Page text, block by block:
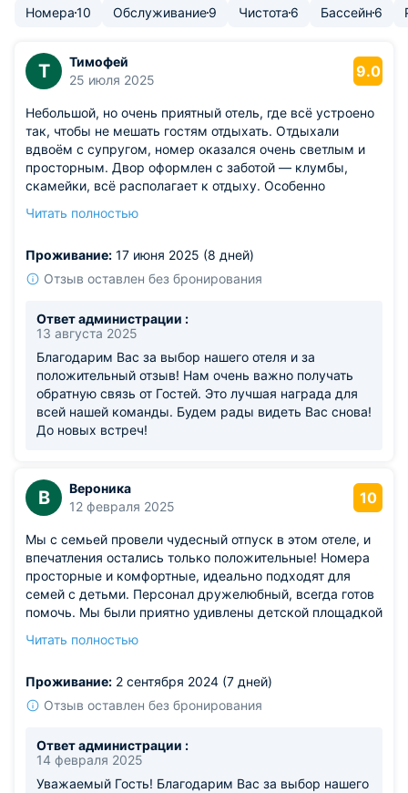
Номера10 Обслуживание9 Чистота 6 Бассейн 6
Т
Тимофей
25 июля 2025
9.0
Небольшой, но очень приятный отель, где всё устроено
так, чтобы не мешать гостям отдыхать. Отдыхали
вдвоём с супругом, номер оказался очень светлым и
просторным. Двор оформлен с заботой — клумбы,
скамейки, всё располагает к отдыху. Особенно
регулярно обслуживается. Месторасположение
Есть где оставить машину, парковка удобная. Подходит
как для пар, так и для семей с детьми.
особенно вечером.
Читать полностью
Проживание: 17 июня 2025 (8 дней)
Отзыв оставлен без бронирования
Ответ администрации :
13 августа 2025
Благодарим Вас за выбор нашего отеля и за
положительный отзыв! Нам очень важно получать
обратную связь от Гостей. Это лучшая награда для
всей нашей команды. Будем рады видеть Вас снова!
До новых встреч!
В
Вероника
12 февраля 2025
10
Мы с семьей провели чудесный отпуск в этом отеле, и
впечатления остались только положительные! Номера
просторные и комфортные, идеально подходят для
семей с детьми. Персонал дружелюбный, всегда готов
помочь. Мы были приятно удивлены детской площадкой
расположение — рядом с отелем много магазинов и
комфортом, и в следующий раз обязательно выберем
этот отель снова!
Читать полностью
Проживание: 2 сентября 2024 (7 дней)
Отзыв оставлен без бронирования
Ответ администрации :
14 февраля 2025
Уважаемый Гость! Благодарим Вас за выбор нашего